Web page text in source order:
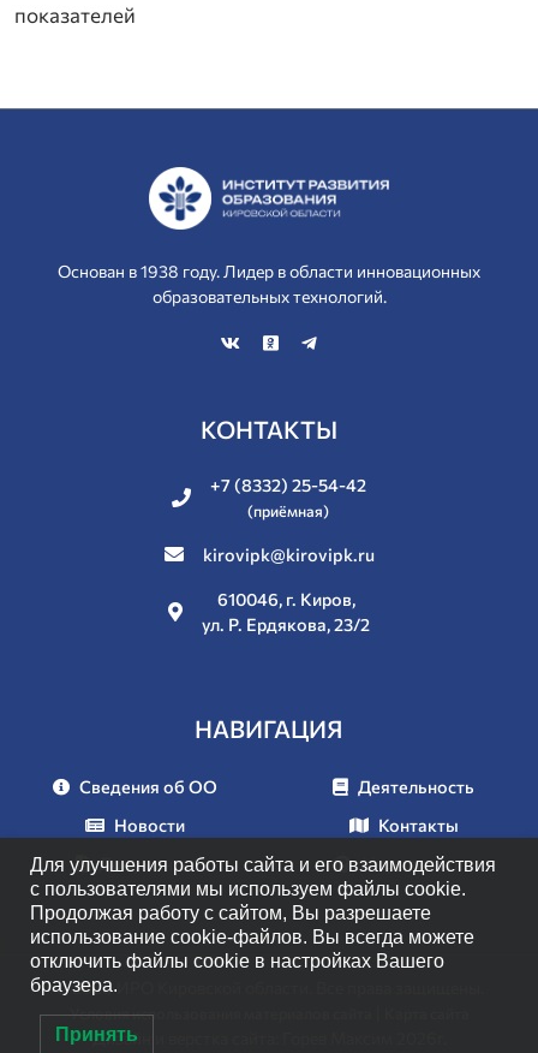
показателей
Основан в 1938 году. Лидер в области инновационных
образовательных технологий.
КОНТАКТЫ
+7 (8332) 25-54-42
(приёмная)
kirovipk@kirovipk.ru
610046, г. Киров,
ул. Р. Ердякова, 23/2
НАВИГАЦИЯ
Сведения об ОО
Новости
Документы
Деятельность
Контакты
Мероприятия
© 2026 ИРО Кировской области. Все права защищены.
Условия использования материалов сайта
Дизайн и верстка сайта: Горев Максим 2026г.
Для улучшения работы сайта и его взаимодействия
с пользователями мы используем файлы cookie.
Продолжая работу с сайтом, Вы разрешаете
использование cookie-файлов. Вы всегда можете
отключить файлы cookie в настройках Вашего
браузера.
Принять